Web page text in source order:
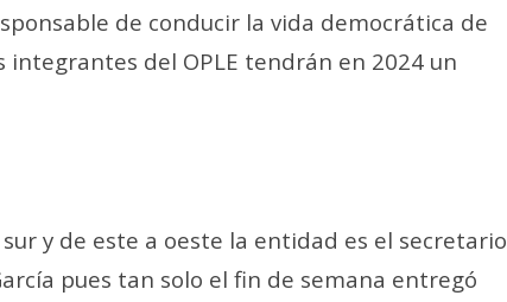
de conducir la vida democrática de
integrantes del OPLE tendrán en 2024 un
y de este a oeste la entidad es el secretario
pues tan solo el fin de semana entregó